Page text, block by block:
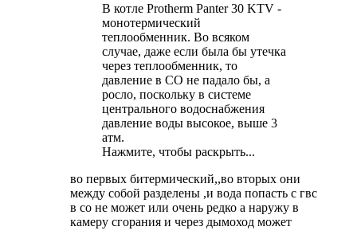
В котле Protherm Panter 30 KTV -
монотермический
теплообменник. Во всяком
случае, даже если была бы утечка
через теплообменник, то
давление в СО не падало бы, а
росло, поскольку в системе
центрального водоснабжения
давление воды высокое, выше 3
атм.
Нажмите, чтобы раскрыть...
во первых битермический,,во вторых они
между собой разделены ,и вода попасть с гвс
в со не может или очень редко а наружу в
камеру сгорания и через дымоход может